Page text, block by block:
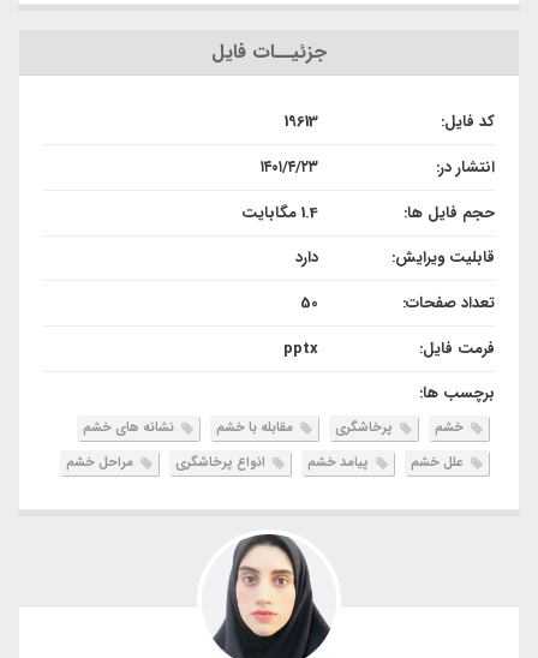
جزئیــات فایل
کد فایل:
19613
انتشار در:
۱۴۰۱/۴/۲۳
حجم فایل ها:
1.4 مگابایت
قابلیت ویرایش:
دارد
تعداد صفحات:
50
فرمت فایل:
pptx
برچسب ها:
خشم پرخاشگری مقابله با خشم
نشانه های خشم
علل خشم
پیامد خشم انواع پرخاشگری مراحل خشم